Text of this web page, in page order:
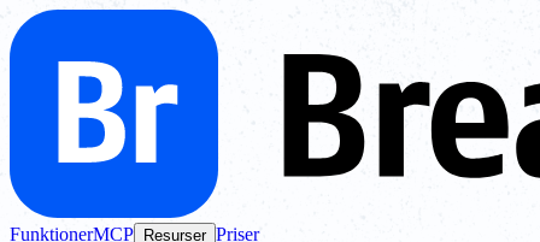
FunktionerMCP Resurser Priser